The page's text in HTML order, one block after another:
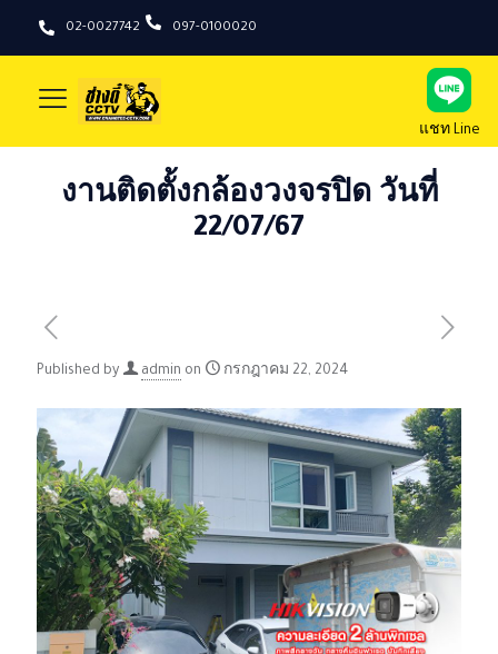
02-0027742 097-0100020
แชท Line
งานติดตั้งกล้องวงจรปิด วันที่
22/07/67
Published by admin on กรกฎาคม 22, 2024